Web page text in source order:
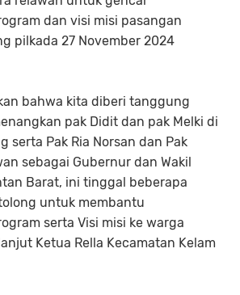
dan visi misi pasangan
pilkada 27 November 2024
bahwa kita diberi tanggung
pak Didit dan pak Melki di
serta Pak Ria Norsan dan Pak
sebagai Gubernur dan Wakil
Barat, ini tinggal beberapa
untuk membantu
serta Visi misi ke warga
Ketua Rella Kecamatan Kelam